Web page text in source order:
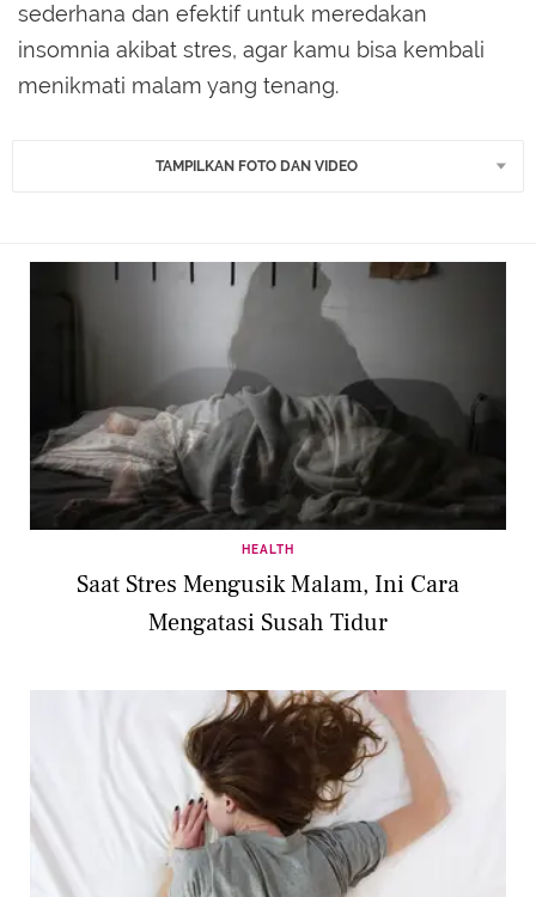
sederhana dan efektif untuk meredakan
insomnia akibat stres, agar kamu bisa kembali
menikmati malam yang tenang.
TAMPILKAN FOTO DAN VIDEO
HEALTH
Saat Stres Mengusik Malam, Ini Cara
Mengatasi Susah Tidur